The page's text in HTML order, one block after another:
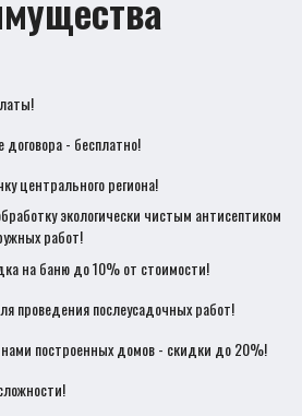
- бесплатно!
центрального региона!
экологически чистым антисептиком
работ!
на баню до 10% от стоимости!
проведения послеусадочных работ!
построенных домов - скидки до 20%!